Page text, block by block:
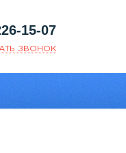
15-07
ЗВОНОК